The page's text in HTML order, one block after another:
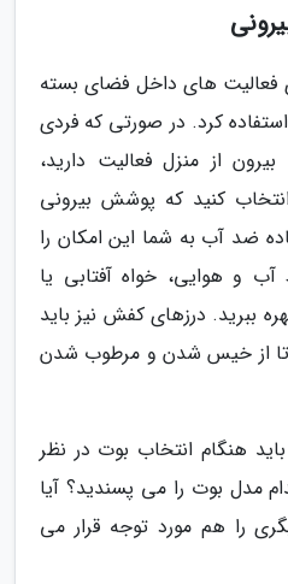
فعالیت های داخل فضای بسته
کرد. در صورتی که فردی
از منزل فعالیت دارید،
کنید که پوشش بیرونی
ضد آب به شما این امکان را
و هوایی، خواه آفتابی یا
ببرید. درزهای کفش نیز باید
تا از خیس شدن و مرطوب شدن
هنگام انتخاب بوت در نظر
مدل بوت را می پسندید؟ آیا
را هم مورد توجه قرار می